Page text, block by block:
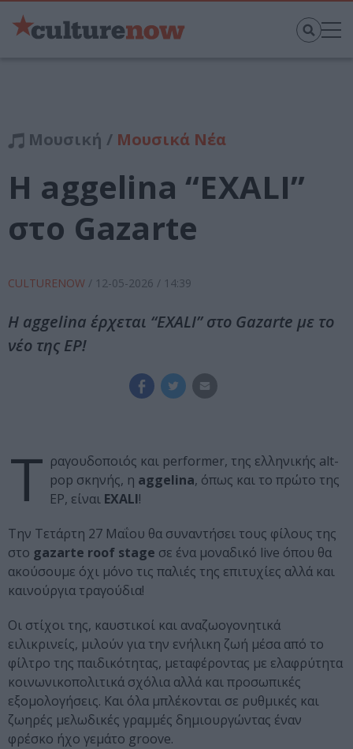
Μουσική / Μουσικά Νέα
Η aggelina “EXALI”
στο Gazarte
CULTURENOW / 12-05-2026 / 14:39
Η aggelina έρχεται “EXALI” στο Gazarte με το
νέο της EP!
Τ ραγουδοποιός και performer, της ελληνικής alt-
pop σκηνής, η aggelina, όπως και το πρώτο της
EP, είναι EXALI!
Την Τετάρτη 27 Μαΐου θα συναντήσει τους φίλους της
στο gazarte roof stage σε ένα μοναδικό live όπου θα
ακούσουμε όχι μόνο τις παλιές της επιτυχίες αλλά και
καινούργια τραγούδια!
Οι στίχοι της, καυστικοί και αναζωογονητικά
ειλικρινείς, μιλούν για την ενήλικη ζωή μέσα από το
φίλτρο της παιδικότητας, μεταφέροντας με ελαφρύτητα
κοινωνικοπολιτικά σχόλια αλλά και προσωπικές
εξομολογήσεις. Και όλα μπλέκονται σε ρυθμικές και
ζωηρές μελωδικές γραμμές δημιουργώντας έναν
φρέσκο ήχο γεμάτο groove.